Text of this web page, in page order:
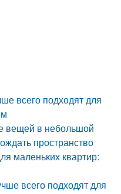
всего подходят для
вещей в небольшой
пространство
маленьких квартир:
всего подходят для